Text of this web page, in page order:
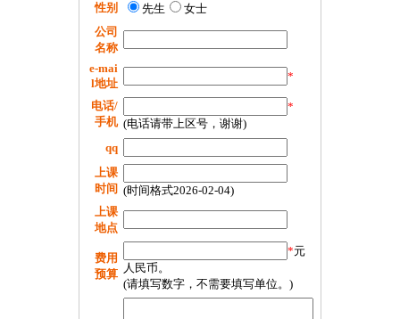
性别 先生
女士
公司
名称
e-mai
l地址
*
电话/
手机
*
(电话请带上区号，谢谢)
qq
上课
时间 (时间格式2026-02-04)
上课
地点
费用
预算
*元
人民币。
(请填写数字，不需要填写单位。)